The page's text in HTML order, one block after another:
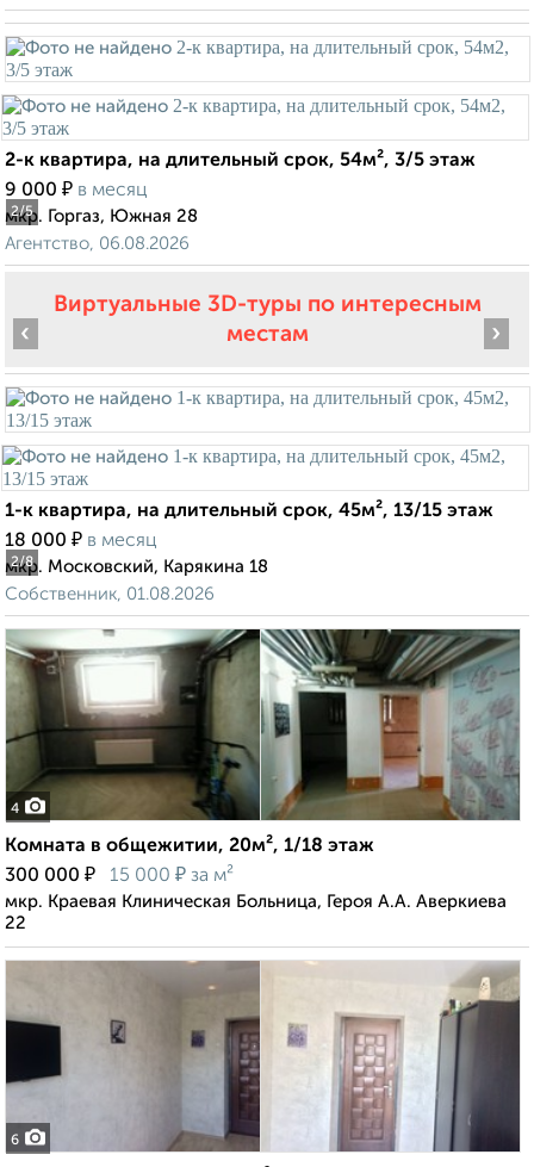
2/5
2-к квартира, на длительный срок, 54м², 3/5 этаж
9 000 ₽ в месяц
мкр. Горгаз, Южная 28
Агентство, 06.08.2026
Виртуальные 3D-туры по интересным
местам
2/8
‹ ›
1-к квартира, на длительный срок, 45м², 13/15 этаж
18 000 ₽ в месяц
мкр. Московский, Карякина 18
Собственник, 01.08.2026
4
Комната в общежитии, 20м², 1/18 этаж
300 000 ₽ 15 000 ₽ за м²
мкр. Краевая Клиническая Больница, Героя А.А. Аверкиева
22
6